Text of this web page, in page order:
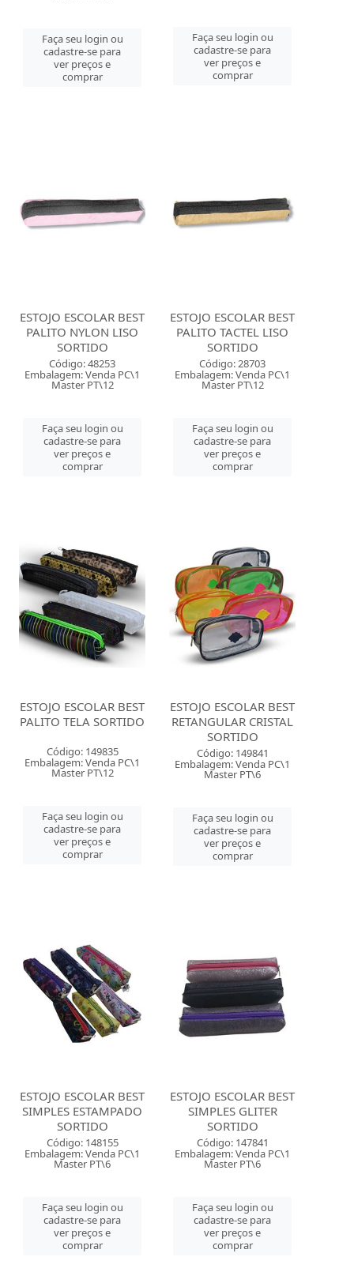
Faça seu login ou
cadastre-se para
ver preços e
comprar
Faça seu login ou
cadastre-se para
ver preços e
comprar
ESTOJO ESCOLAR BEST
PALITO NYLON LISO
SORTIDO
Código: 48253
Embalagem: Venda PC\1
Master PT\12
Faça seu login ou
cadastre-se para
ver preços e
comprar
ESTOJO ESCOLAR BEST
PALITO TACTEL LISO
SORTIDO
Código: 28703
Embalagem: Venda PC\1
Master PT\12
Faça seu login ou
cadastre-se para
ver preços e
comprar
ESTOJO ESCOLAR BEST
PALITO TELA SORTIDO
Código: 149835
Embalagem: Venda PC\1
Master PT\12
Faça seu login ou
cadastre-se para
ver preços e
comprar
ESTOJO ESCOLAR BEST
RETANGULAR CRISTAL
SORTIDO
Código: 149841
Embalagem: Venda PC\1
Master PT\6
Faça seu login ou
cadastre-se para
ver preços e
comprar
ESTOJO ESCOLAR BEST
SIMPLES ESTAMPADO
SORTIDO
Código: 148155
Embalagem: Venda PC\1
Master PT\6
Faça seu login ou
cadastre-se para
ver preços e
comprar
ESTOJO ESCOLAR BEST
SIMPLES GLITER
SORTIDO
Código: 147841
Embalagem: Venda PC\1
Master PT\6
Faça seu login ou
cadastre-se para
ver preços e
comprar